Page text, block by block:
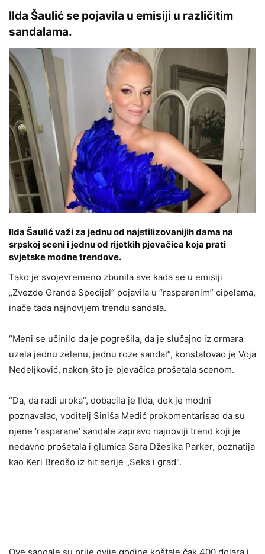
Ilda Šaulić se pojavila u emisiji u različitim
sandalama.
Ilda Šaulić važi za jednu od najstilizovanijih dama na
srpskoj sceni i jednu od rijetkih pjevačica koja prati
svjetske modne trendove.
Tako je svojevremeno zbunila sve kada se u emisiji
„Zvezde Granda Specijal“ pojavila u “rasparenim” cipelama,
inače tada najnovijem trendu sandala.
“Meni se učinilo da je pogrešila, da je slučajno iz ormara
uzela jednu zelenu, jednu roze sandal”, konstatovao je Voja
Nedeljković, nakon što je pjevačica prošetala scenom.
“Da, da radi uroka”, dobacila je Ilda, dok je modni
poznavalac, voditelj Siniša Medić prokomentarisao da su
njene ‘rasparane’ sandale zapravo najnoviji trend koji je
nedavno prošetala i glumica Sara Džesika Parker, poznatija
kao Keri Bredšo iz hit serije „Seks i grad“.